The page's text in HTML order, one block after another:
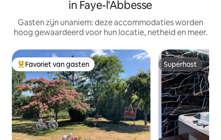
in Faye-l'Abbesse
Gasten zijn unaniem: deze accommodaties worden
hoog gewaardeerd voor hun locatie, netheid en meer.
Topfavoriet van gasten
Favoriet van gasten Superhost
Superhost